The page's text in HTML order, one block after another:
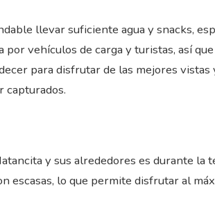
llevar suficiente agua y snacks,
vehículos de carga y turistas, así
para disfrutar de las mejores
capturados.
y sus alrededores es durante la
escasas, lo que permite disfrutar al